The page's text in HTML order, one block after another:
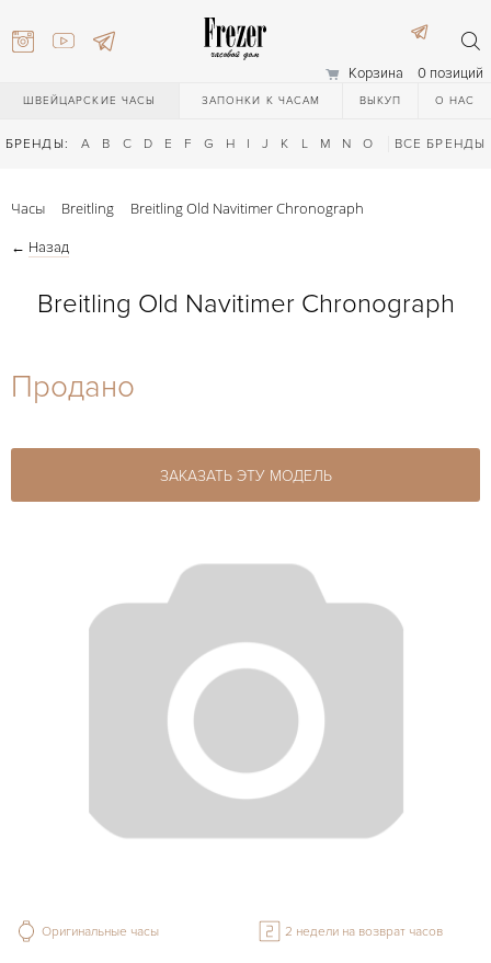
Корзина 0 позиций
ШВЕЙЦАРСКИЕ ЧАСЫ ЗАПОНКИ К ЧАСАМ ВЫКУП О НАС
БРЕНДЫ: A B C D E F G H I J K L M N O Q R S T
ВСЕ БРЕНДЫ
27-44
27-44
Часы Breitling Breitling Old Navitimer Chronograph
← Назад
Breitling Old Navitimer Chronograph
Продано
ЗАКАЗАТЬ ЭТУ МОДЕЛЬ
Оригинальные часы 2 недели на возврат часов